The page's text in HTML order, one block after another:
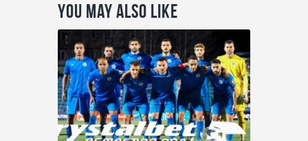
You May Also Like